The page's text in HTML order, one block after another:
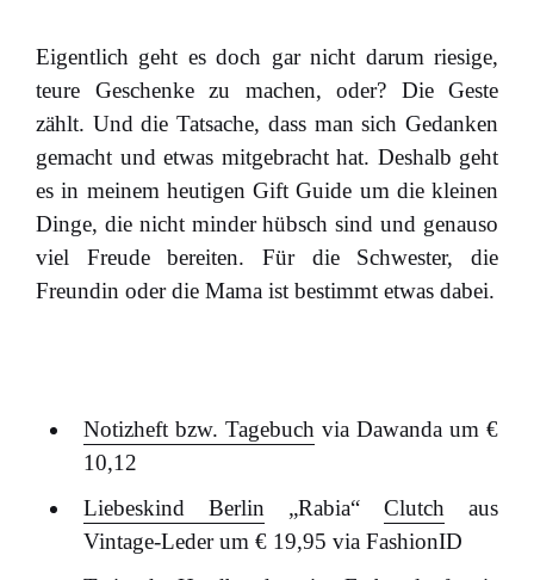
Eigentlich geht es doch gar nicht darum riesige,
teure Geschenke zu machen, oder? Die Geste
zählt. Und die Tatsache, dass man sich Gedanken
gemacht und etwas mitgebracht hat. Deshalb geht
es in meinem heutigen Gift Guide um die kleinen
Dinge, die nicht minder hübsch sind und genauso
viel Freude bereiten. Für die Schwester, die
Freundin oder die Mama ist bestimmt etwas dabei.
Notizheft bzw. Tagebuch via Dawanda um €
10,12
Liebeskind Berlin „Rabia“ Clutch aus
Vintage-Leder um € 19,95 via FashionID